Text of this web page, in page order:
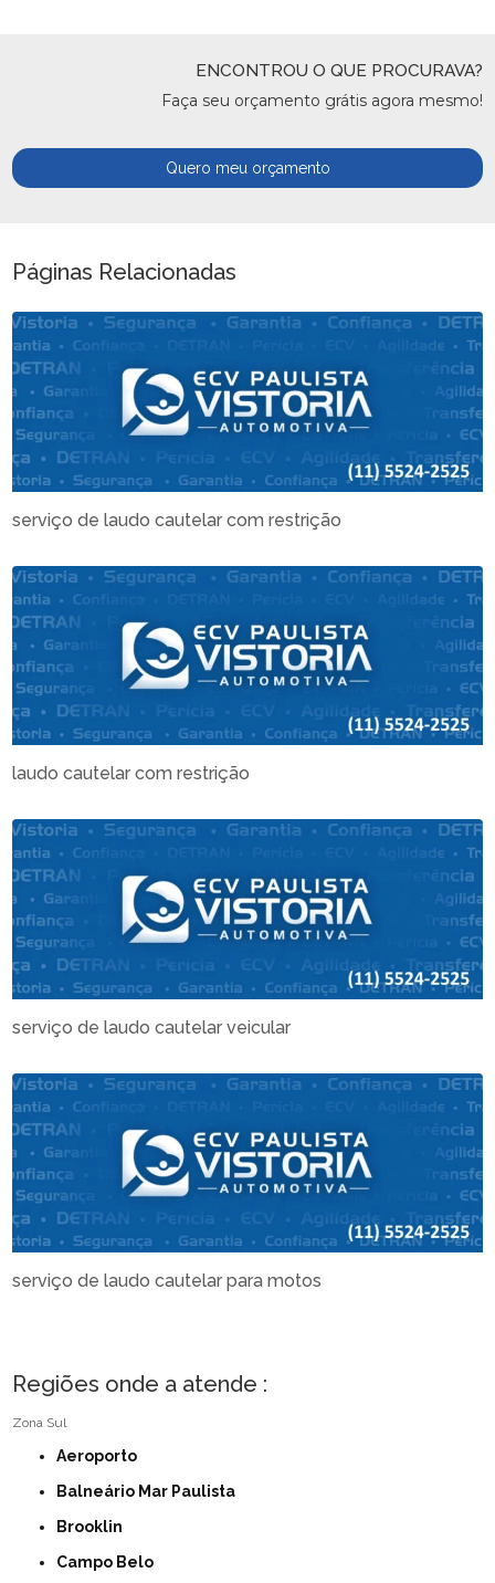
ENCONTROU O QUE PROCURAVA?
Faça seu orçamento grátis agora mesmo!
Quero meu orçamento
Páginas Relacionadas
serviço de laudo cautelar com restrição
laudo cautelar com restrição
serviço de laudo cautelar veicular
serviço de laudo cautelar para motos
Regiões onde a atende :
Zona Sul
Aeroporto
Balneário Mar Paulista
Brooklin
Campo Belo